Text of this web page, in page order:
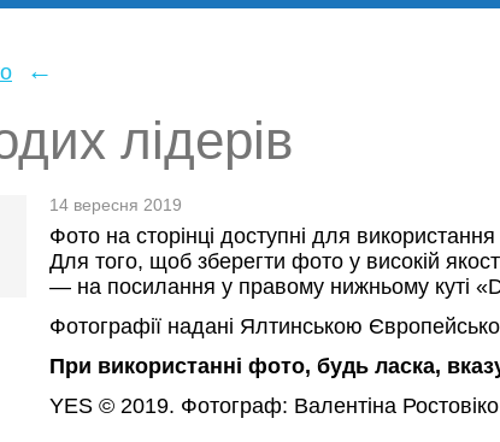
←
лідерів
14 вересня 2019
Фото на сторінці доступні для
Для того, щоб зберегти фото у високій
— на посилання у правому нижньому куті
Фотографії надані Ялтинською
При використанні фото, будь ласка,
YES © 2019. Фотограф: Валентіна